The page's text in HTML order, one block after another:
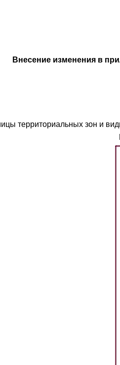
Внесение изменения в
территориальных зон и